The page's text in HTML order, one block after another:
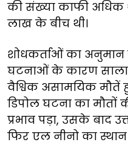
की संख्या काफी अधिक
लाख के बीच थी।
शोधकर्ताओं का
घटनाओं के कारण
वैश्विक असामयिक मौतें
डिपोल घटना का
प्रभाव पड़ा, उसके बाद
फिर एल नीनो का स्थान